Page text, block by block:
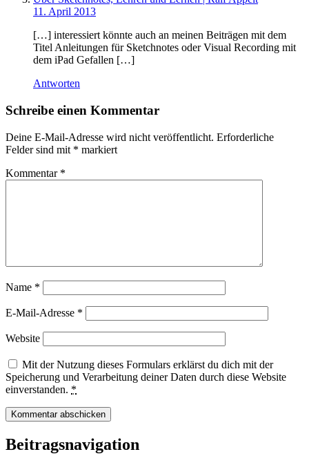
11. April 2013
[…] interessiert könnte auch an meinen Beiträgen mit dem
Titel Anleitungen für Sketchnotes oder Visual Recording mit
dem iPad Gefallen […]
Antworten
Schreibe einen Kommentar
Deine E-Mail-Adresse wird nicht veröffentlicht. Erforderliche
Felder sind mit * markiert
Kommentar *
Name *
E-Mail-Adresse *
Website
Mit der Nutzung dieses Formulars erklärst du dich mit der
Speicherung und Verarbeitung deiner Daten durch diese Website
einverstanden. *
Beitragsnavigation